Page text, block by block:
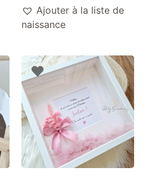
Ajouter à la liste de
naissance